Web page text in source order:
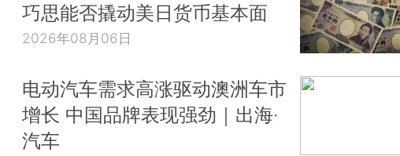
巧思能否撬动美日货币基本面
2026年08月06日
电动汽车需求高涨驱动澳洲车市
增长 中国品牌表现强劲｜出海·
汽车